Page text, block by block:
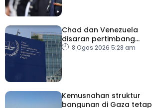
Chad dan Venezuela
disaran pertimbang
semula keputusan tarik
8 Ogos 2026 5:28 am
Kemusnahan struktur
bangunan di Gaza tetap